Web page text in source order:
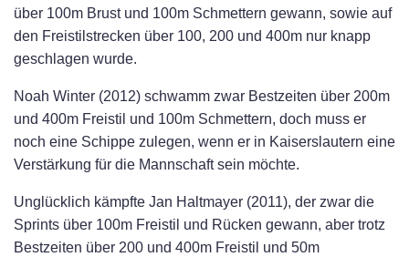
über 100m Brust und 100m Schmettern gewann, sowie auf
den Freistilstrecken über 100, 200 und 400m nur knapp
geschlagen wurde.
Noah Winter (2012) schwamm zwar Bestzeiten über 200m
und 400m Freistil und 100m Schmettern, doch muss er
noch eine Schippe zulegen, wenn er in Kaiserslautern eine
Verstärkung für die Mannschaft sein möchte.
Unglücklich kämpfte Jan Haltmayer (2011), der zwar die
Sprints über 100m Freistil und Rücken gewann, aber trotz
Bestzeiten über 200 und 400m Freistil und 50m